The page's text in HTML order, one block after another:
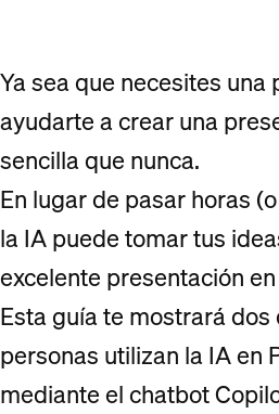
Ya sea que necesites
ayudarte a crear una
sencilla que nunca.
En lugar de pasar horas
la IA puede tomar tus
excelente presentación
Esta guía te mostrará
personas utilizan la IA en
mediante el chatbot